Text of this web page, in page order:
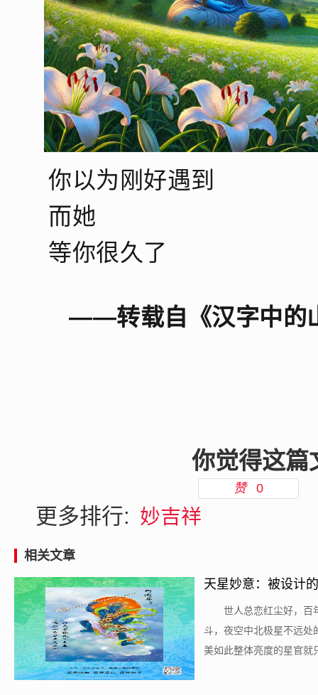
你以为刚好遇到
而她
等你很久了
——转载自《汉字中的
你觉得这篇
赞 0
更多排行: 妙吉祥
相关文章
天星妙意：被设计
世人总恋红尘好，百
斗，夜空中北极星不远处
美如此整体亮度的星官就